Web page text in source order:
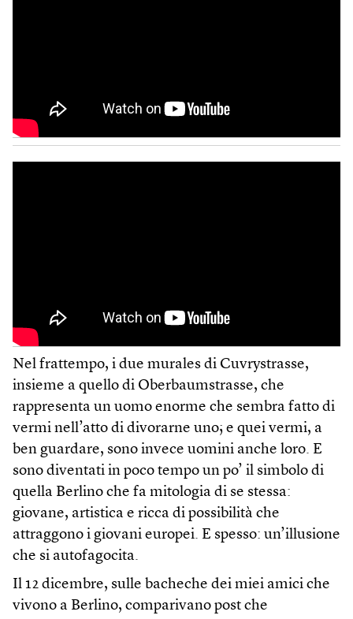
Nel frattempo, i due murales di Cuvrystrasse,
insieme a quello di Oberbaumstrasse, che
rappresenta un uomo enorme che sembra fatto di
vermi nell’atto di divorarne uno; e quei vermi, a
ben guardare, sono invece uomini anche loro. E
sono diventati in poco tempo un po’ il simbolo di
quella Berlino che fa mitologia di se stessa:
giovane, artistica e ricca di possibilità che
attraggono i giovani europei. E spesso: un’illusione
che si autofagocita.
Il 12 dicembre, sulle bacheche dei miei amici che
vivono a Berlino, comparivano post che